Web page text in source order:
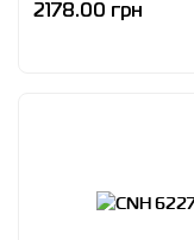
2178.00 грн